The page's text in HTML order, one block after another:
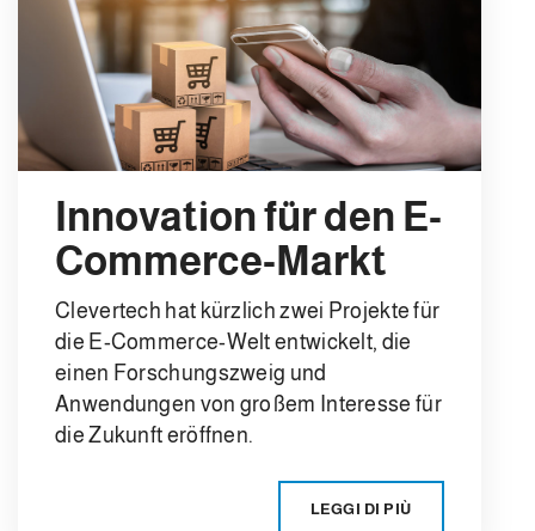
Innovation für den E-
Commerce-Markt
Clevertech hat kürzlich zwei Projekte für
die E-Commerce-Welt entwickelt, die
einen Forschungszweig und
Anwendungen von großem Interesse für
die Zukunft eröffnen.
LEGGI DI PIÙ